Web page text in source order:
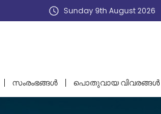
Sunday 9th August 2026
സംരംഭങ്ങൾ പൊതുവായ വിവരങ്ങള്‍